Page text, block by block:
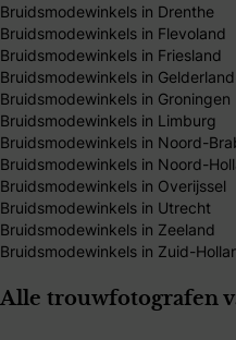
Bruidsmodewinkels in Drenthe
Bruidsmodewinkels in Flevoland
Bruidsmodewinkels in Friesland
Bruidsmodewinkels in Gelderland
Bruidsmodewinkels in Groningen
Bruidsmodewinkels in Limburg
Bruidsmodewinkels in Noord-
Bruidsmodewinkels in Noord-
Bruidsmodewinkels in Overijssel
Bruidsmodewinkels in Utrecht
Bruidsmodewinkels in Zeeland
Bruidsmodewinkels in Zuid-
Alle trouwfotografen